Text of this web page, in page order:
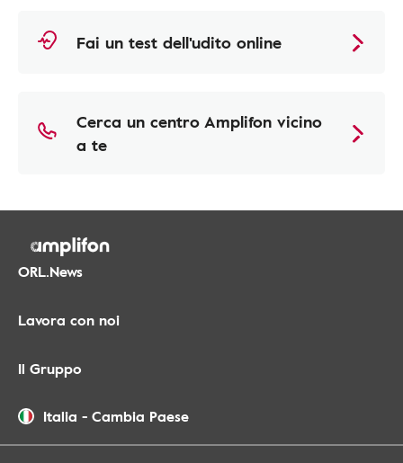
Fai un test dell'udito online
Cerca un centro Amplifon vicino
a te
ORL.News
Lavora con noi
Il Gruppo
Italia - Cambia Paese